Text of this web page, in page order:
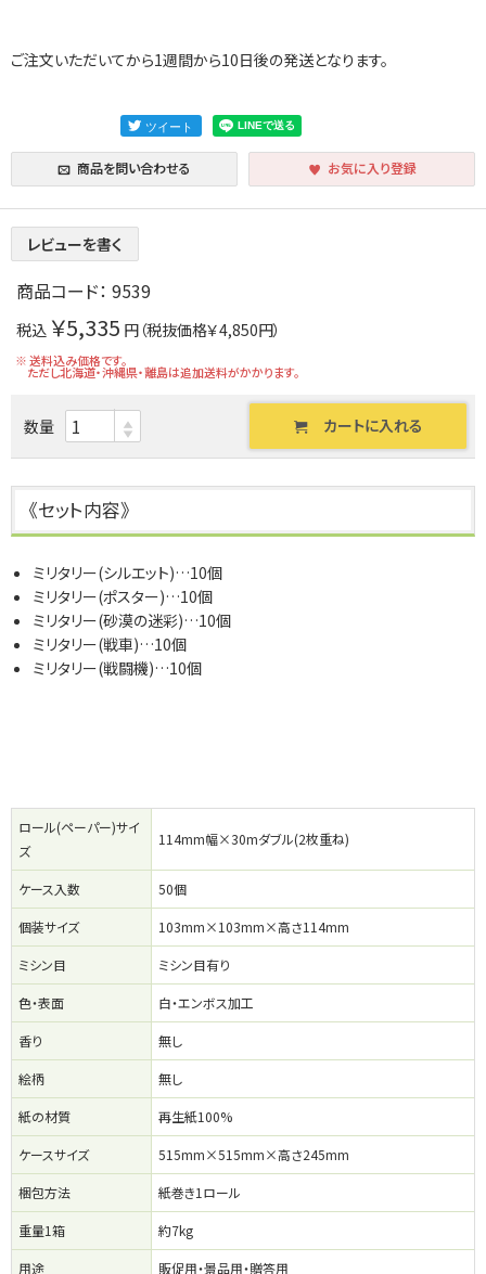
ご注文いただいてから1週間から10日後の発送となります。
商品を問い合わせる お気に入り登録
レビューを書く
商品コード： 9539
税込 ￥5,335 円（税抜価格￥4,850円）
※ 送料込み価格です。
ただし北海道・沖縄県・離島は追加送料がかかります。
数量 カートに入れる
《セット内容》
ミリタリー(シルエット)…10個
ミリタリー(ポスター)…10個
ミリタリー(砂漠の迷彩)…10個
ミリタリー(戦車)…10個
ミリタリー(戦闘機)…10個
ロール(ペーパー)サイ
ズ
114mm幅×30mダブル(2枚重ね)
ケース入数 50個
個装サイズ 103mm×103mm×高さ114mm
ミシン目 ミシン目有り
色・表面 白・エンボス加工
香り 無し
絵柄 無し
紙の材質 再生紙100%
ケースサイズ 515mm×515mm×高さ245mm
梱包方法 紙巻き1ロール
重量1箱 約7kg
用途 販促用・景品用・贈答用